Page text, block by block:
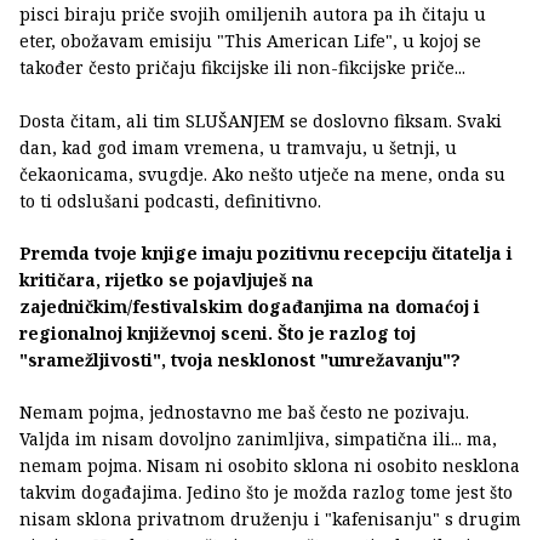
pisci biraju priče svojih omiljenih autora pa ih čitaju u
eter, obožavam emisiju "This American Life", u kojoj se
također često pričaju fikcijske ili non-fikcijske priče...
Dosta čitam, ali tim SLUŠANJEM se doslovno fiksam. Svaki
dan, kad god imam vremena, u tramvaju, u šetnji, u
čekaonicama, svugdje. Ako nešto utječe na mene, onda su
to ti odslušani podcasti, definitivno.
Premda tvoje knjige imaju pozitivnu recepciju čitatelja i
kritičara, rijetko se pojavljuješ na
zajedničkim/festivalskim događanjima na domaćoj i
regionalnoj književnoj sceni. Što je razlog toj
"sramežljivosti", tvoja nesklonost "umrežavanju"?
Nemam pojma, jednostavno me baš često ne pozivaju.
Valjda im nisam dovoljno zanimljiva, simpatična ili... ma,
nemam pojma. Nisam ni osobito sklona ni osobito nesklona
takvim događajima. Jedino što je možda razlog tome jest što
nisam sklona privatnom druženju i "kafenisanju" s drugim